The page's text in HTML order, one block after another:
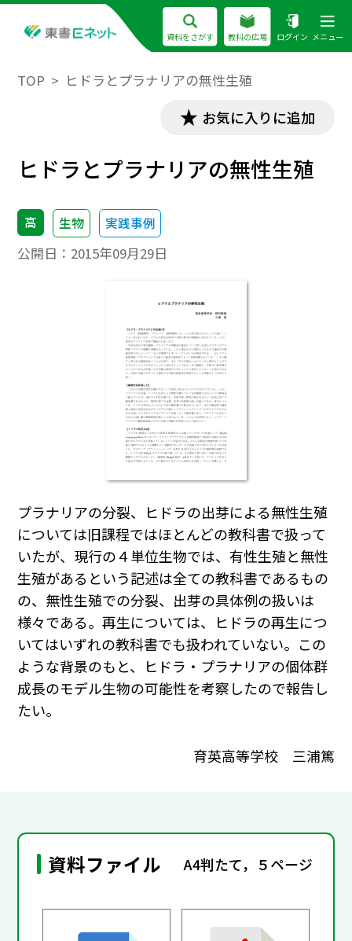
資料をさがす 教科の広場 ログイン メニュー
TOP ヒドラとプラナリアの無性生殖
お気に入りに追加
ヒドラとプラナリアの無性生殖
高 生物 実践事例
公開日： 2015年09月29日
プラナリアの分裂、ヒドラの出芽による無性生殖
については旧課程ではほとんどの教科書で扱って
いたが、現行の４単位生物では、有性生殖と無性
生殖があるという記述は全ての教科書であるもの
の、無性生殖での分裂、出芽の具体例の扱いは
様々である。再生については、ヒドラの再生につ
いてはいずれの教科書でも扱われていない。この
ような背景のもと、ヒドラ・プラナリアの個体群
成長のモデル生物の可能性を考察したので報告し
たい。
育英高等学校 三浦篤
資料ファイル A4判たて，５ページ